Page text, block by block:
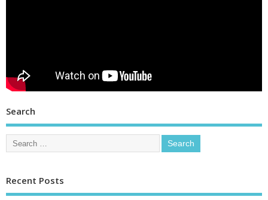
Search
Recent Posts